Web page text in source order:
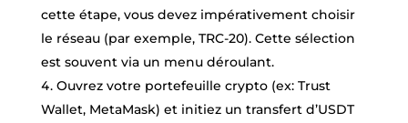
cette étape, vous devez impérativement choisir
le réseau (par exemple, TRC-20). Cette sélection
est souvent via un menu déroulant.
Ouvrez votre portefeuille crypto (ex: Trust
Wallet, MetaMask) et initiez un transfert d’USDT